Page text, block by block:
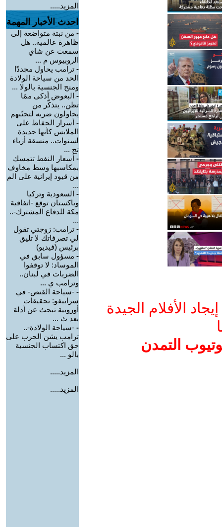
الأفلام الجيدة
التمدن
المزيد.....
احدث الأخبار المهمة
- من نبتة متواضعة إلى
ظاهرة عالمية.. هل
سمعت عن شاي
الروبيوس م ...
- ترامب يحاول مجددًا
الحد من سياحة الولادة
ومنح الجنسية بالولا ...
- البعوض أذكى ممّا
تظن.. يتذكّر من
يحاولون ضربه لتجنّبهم
- أسرار الحفاظ على
الملابس كأنها جديدة
لسنوات.. منسقة أزياء
تج ...
- أسعار النفط تتمسك
بمكاسبها وسط مخاوف
من قيود إيرانية على الم
...
- السعودية وتركيا
وباكستان توقع -اتفاقية
مكة للدفاع المشترك-..
...
- ترامب: زوجتي تقول
لي تصرفاتك لا تليق
برئيس (فيديو)
- مسؤول سابق في
الموساد: لا توقفوا
الضربات في لبنان..
وترامب ي ...
- -سياحة القنص- في
سراييفو: تحقيقات
أوروبية تبحث عن أدلة
بعد ث ...
- -سياحة الولادة-..
ترامب يشن الحرب على
حق اكتساب الجنسية
بالو ...
المزيد.....
المزيد.....